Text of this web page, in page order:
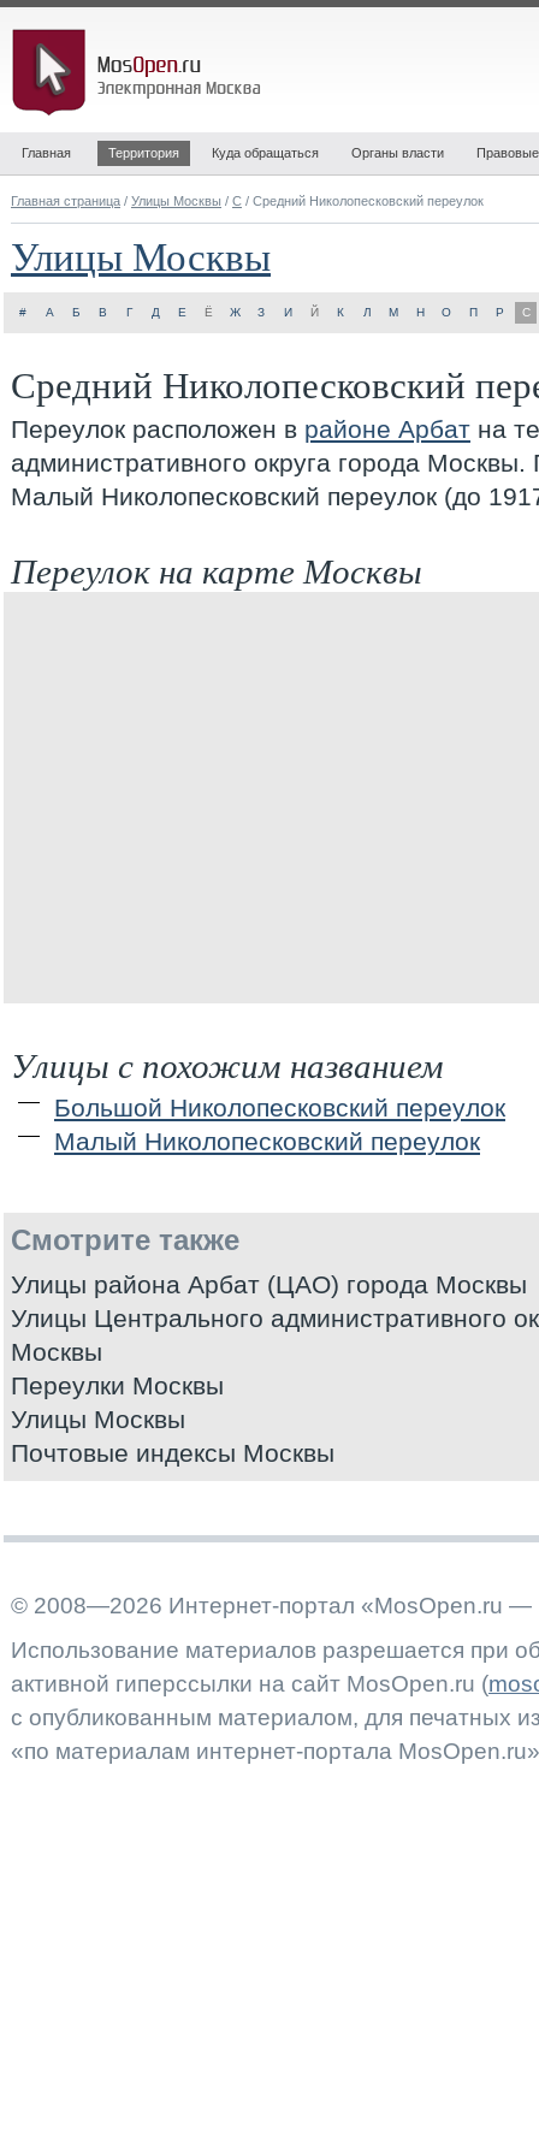
Главная Территория Куда обращаться Органы власти
Главная страница / Улицы Москвы / С / Средний Николопесковский переулок
Улицы Москвы
# А Б В Г Д Е Ё Ж З И Й К Л М Н О П Р С
Средний Николопесковский
Переулок расположен в районе Арбат на
административного округа города
Малый Николопесковский переулок (до
Переулок на карте Москвы
Улицы с похожим названием
Большой Николопесковский переулок
Малый Николопесковский переулок
Смотрите также
Улицы района Арбат (ЦАО) города Москвы
Улицы Центрального административного
Москвы
Переулки Москвы
Улицы Москвы
Почтовые индексы Москвы
© 2008—2026 Интернет-портал «MosOpen.ru —
Использование материалов разрешается при
активной гиперссылки на сайт MosOpen.ru (
с опубликованным материалом, для печатных
«по материалам интернет-портала